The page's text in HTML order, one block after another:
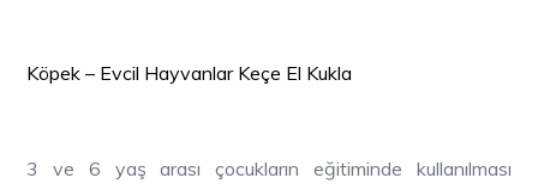
Köpek – Evcil Hayvanlar Keçe El Kukla
3 ve 6 yaş arası çocukların eğitiminde kullanılması